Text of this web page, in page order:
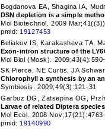
Bogdanova EA, Shagina IA,
DSN depletion is a simple
Mol Biotechnol. 2009
pmid: 19127453
Beliakov IS, Karakasheva TA,
Exon-intron structure of the
Mol Biol (Mosk).
SK Pierce, NE Curtis, JA
Chlorophyll a synthesis by an
Symbiosis. 2009;49(3):121-31
Garbuz DG, Zatsepina OG,
Larvae of related Diptera
Mol Ecol. 2008
pmid: 19140990